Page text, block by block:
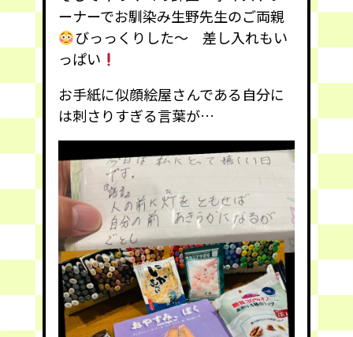
ーナーでお馴染み生野先生のご両親
びっっくりした〜 差し入れもい
っぱい
お手紙に似顔絵屋さんである自分に
は刺さりすぎる言葉が…